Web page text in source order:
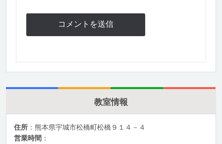
教室情報
住所 ：熊本県宇城市松橋町松橋９１４－４
営業時間 ：